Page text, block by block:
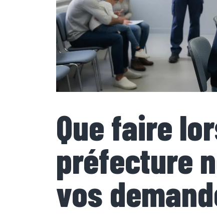
Que faire
préfecture
vos